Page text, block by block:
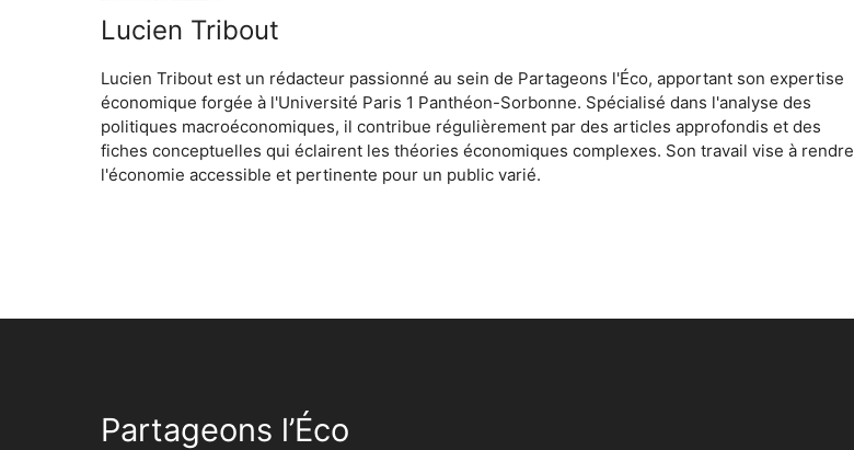
Lucien Tribout
Lucien Tribout est un rédacteur passionné au sein de Partageons l'Éco, apportant son expertise
économique forgée à l'Université Paris 1 Panthéon-Sorbonne. Spécialisé dans l'analyse des
politiques macroéconomiques, il contribue régulièrement par des articles approfondis et des
fiches conceptuelles qui éclairent les théories économiques complexes. Son travail vise à rendre
l'économie accessible et pertinente pour un public varié.
Partageons l’Éco